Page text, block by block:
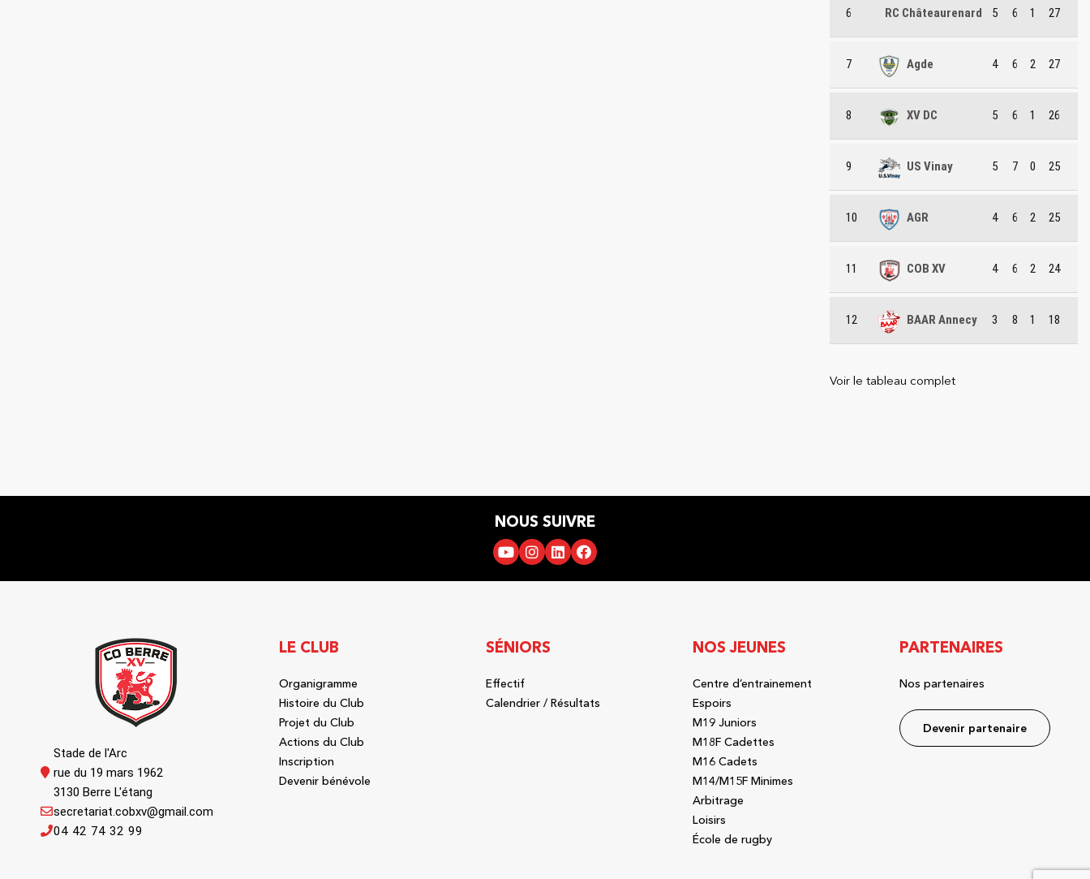
6 RC Châteaurenard 5 6 1 27
7 Agde 4 6 2 27
8 XV DC 5 6 1 26
9 US Vinay 5 7 0 25
10 AGR 4 6 2 25
11 COB XV 4 6 2 24
12 BAAR Annecy 3 8 1 18
Voir le tableau complet
NOUS SUIVRE
Stade de l'Arc
rue du 19 mars 1962
3130 Berre L'étang
04 42 74 32 99
secretariat.cobxv@gmail.com
LE CLUB
Organigramme
Histoire du Club
Projet du Club
Actions du Club
Inscription
Devenir bénévole
SÉNIORS
Effectif
Calendrier / Résultats
NOS JEUNES
Centre d’entrainement
Espoirs
M19 Juniors
M18F Cadettes
M16 Cadets
M14/M15F Minimes
Arbitrage
Loisirs
École de rugby
PARTENAIRES
Nos partenaires
Devenir partenaire